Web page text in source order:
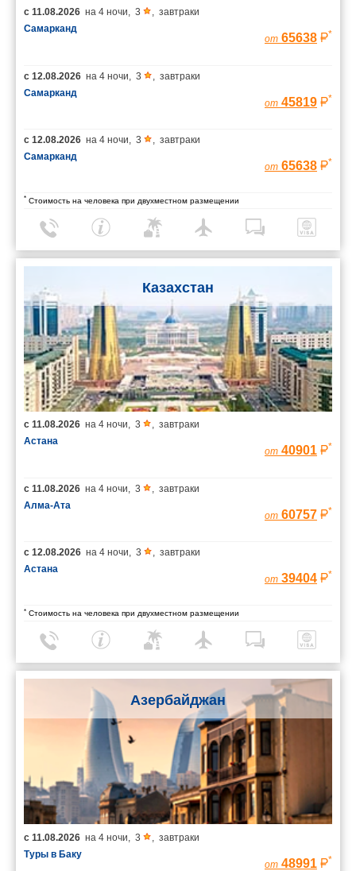
с 11.08.2026 на 4 ночи, 3 , завтраки
Самарканд
от 65638 *
с 12.08.2026 на 4 ночи, 3 , завтраки
Самарканд
от 45819 *
с 12.08.2026 на 4 ночи, 3 , завтраки
Самарканд
от 65638 *
* Стоимость на человека при двухместном размещении
Казахстан
с 11.08.2026 на 4 ночи, 3 , завтраки
Астана
от 40901 *
с 11.08.2026 на 4 ночи, 3 , завтраки
Алма-Ата
от 60757 *
с 12.08.2026 на 4 ночи, 3 , завтраки
Астана
от 39404 *
* Стоимость на человека при двухместном размещении
Азербайджан
с 11.08.2026 на 4 ночи 3
завтраки
Туры в Баку
от 48991 *